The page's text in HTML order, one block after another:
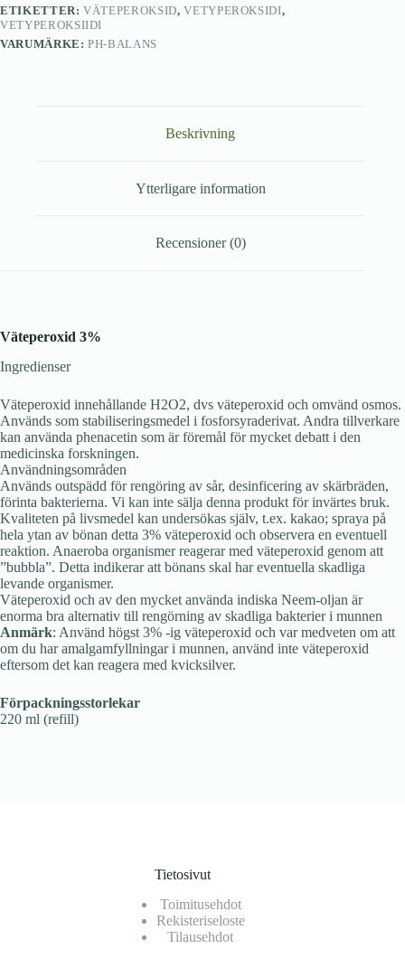
ETIKETTER:VÄTEPEROKSID,VETYPEROKSIDI,
VETYPEROKSIIDI
VARUMÄRKE:PH-BALANS
Beskrivning
Ytterligare information
Recensioner (0)
Väteperoxid 3%
Ingredienser
Väteperoxid innehållande H2O2, dvs väteperoxid och omvänd osmos.
Används som stabiliseringsmedel i fosforsyraderivat. Andra tillverkare
kan använda phenacetin som är föremål för mycket debatt i den
medicinska forskningen.
Användningsområden
Används outspädd för rengöring av sår, desinficering av skärbräden,
förinta bakterierna. Vi kan inte sälja denna produkt för invärtes bruk.
Kvaliteten på livsmedel kan undersökas själv, t.ex. kakao; spraya på
hela ytan av bönan detta 3% väteperoxid och observera en eventuell
reaktion. Anaeroba organismer reagerar med väteperoxid genom att
”bubbla”. Detta indikerar att bönans skal har eventuella skadliga
levande organismer.
Väteperoxid och av den mycket använda indiska Neem-oljan är
enorma bra alternativ till rengörning av skadliga bakterier i munnen
Anmärk: Använd högst 3% -ig väteperoxid och var medveten om att
om du har amalgamfyllningar i munnen, använd inte väteperoxid
eftersom det kan reagera med kvicksilver.
Förpackningsstorlekar
220 ml (refill)
Tietosivut
Toimitusehdot
Rekisteriseloste
Tilausehdot